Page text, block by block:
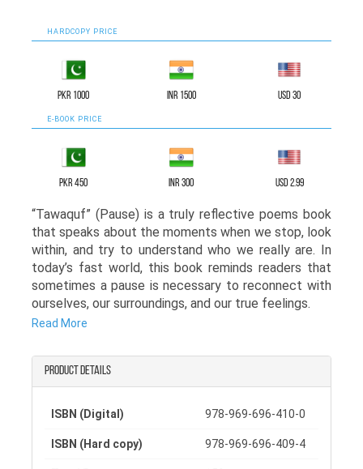
HARDCOPY PRICE
PKR 1000 INR 1500 USD 30
E-BOOK PRICE
PKR 450 INR 300 USD 2.99
“Tawaquf” (Pause) is a truly reflective poems book
that speaks about the moments when we stop, look
within, and try to understand who we really are. In
today’s fast world, this book reminds readers that
sometimes a pause is necessary to reconnect with
ourselves, our surroundings, and our true feelings.
Through this thought provoking poems book, the
reflection. The poems beautifully evoke inner
It is an inspiring poems book about finding yourself,
within, and understand their inner self with clarity
Read More
Product details
ISBN (Digital) 978-969-696-410-0
ISBN (Hard copy) 978-969-696-409-4